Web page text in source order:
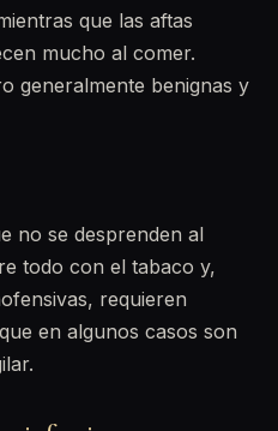
que las aftas
mucho al comer.
generalmente benignas y
no se desprenden al
todo con el tabaco y,
requieren
en algunos casos son